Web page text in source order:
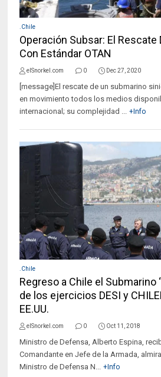
.Chile
Operación Subsar: El Rescate
Con Estándar OTAN
elSnorkel.com 0 Dec 27, 2020
[message]El rescate de un submarino
en movimiento todos los medios
internacional; su complejidad ... +Info
.Chile
Regreso a Chile el Submarino
de los ejercicios DESI y
EE.UU.
elSnorkel.com 0 Oct 11, 2018
Ministro de Defensa, Alberto Espina,
Comandante en Jefe de la Armada,
Ministro de Defensa N... +Info